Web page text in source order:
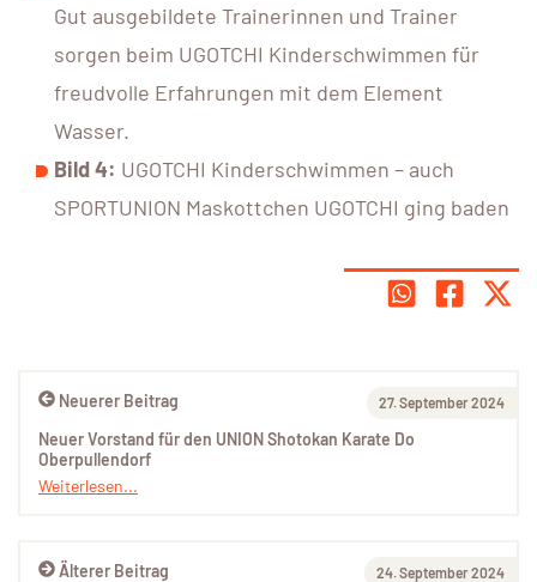
Gut ausgebildete Trainerinnen und Trainer
sorgen beim UGOTCHI Kinderschwimmen für
freudvolle Erfahrungen mit dem Element
Wasser.
Bild 4: UGOTCHI Kinderschwimmen – auch
SPORTUNION Maskottchen UGOTCHI ging baden
Älterer Beitrag 24. September 2024
Neuerer Beitrag 27. September 2024
Neuer Vorstand für den UNION Shotokan Karate Do
Oberpullendorf
Weiterlesen...